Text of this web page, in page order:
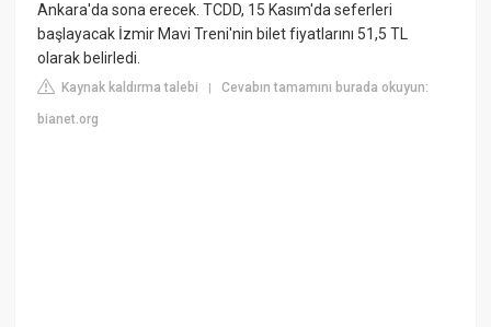
Ankara'da sona erecek. TCDD, 15 Kasım'da seferleri
başlayacak İzmir Mavi Treni'nin bilet fiyatlarını 51,5 TL
olarak belirledi.
Kaynak kaldırma talebi |Cevabın tamamını burada okuyun:
bianet.org